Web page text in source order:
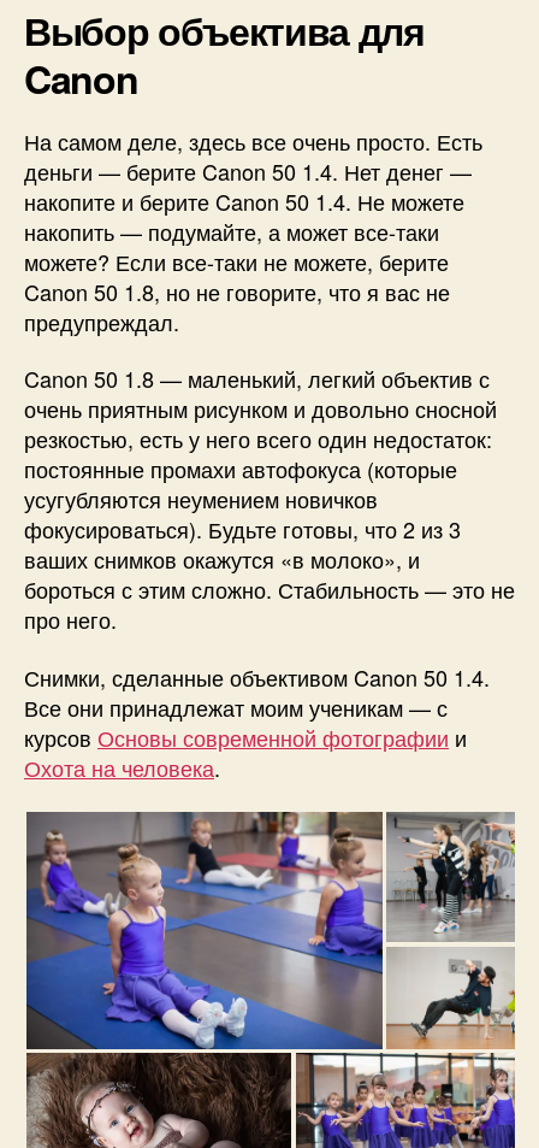
Выбор объектива для
Canon
На самом деле, здесь все очень просто. Есть
деньги — берите Canon 50 1.4. Нет денег —
накопите и берите Canon 50 1.4. Не можете
накопить — подумайте, а может все-таки
можете? Если все-таки не можете, берите
Canon 50 1.8, но не говорите, что я вас не
предупреждал.
Canon 50 1.8 — маленький, легкий объектив с
очень приятным рисунком и довольно сносной
резкостью, есть у него всего один недостаток:
постоянные промахи автофокуса (которые
усугубляются неумением новичков
фокусироваться). Будьте готовы, что 2 из 3
ваших снимков окажутся «в молоко», и
бороться с этим сложно. Стабильность — это не
про него.
Снимки, сделанные объективом Canon 50 1.4.
Все они принадлежат моим ученикам — с
курсов Основы современной фотографии и
Охота на человека.